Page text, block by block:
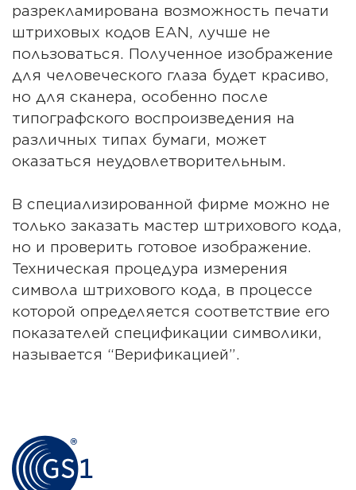
разрекламирована возможность печати
штриховых кодов EAN, лучше не
пользоваться. Полученное изображение
для человеческого глаза будет красиво,
но для сканера, особенно после
типографского воспроизведения на
различных типах бумаги, может
оказаться неудовлетворительным.
В специализированной фирме можно не
только заказать мастер штрихового кода,
но и проверить готовое изображение.
Техническая процедура измерения
символа штрихового кода, в процессе
которой определяется соответствие его
показателей спецификации символики,
называется “Верификацией”.